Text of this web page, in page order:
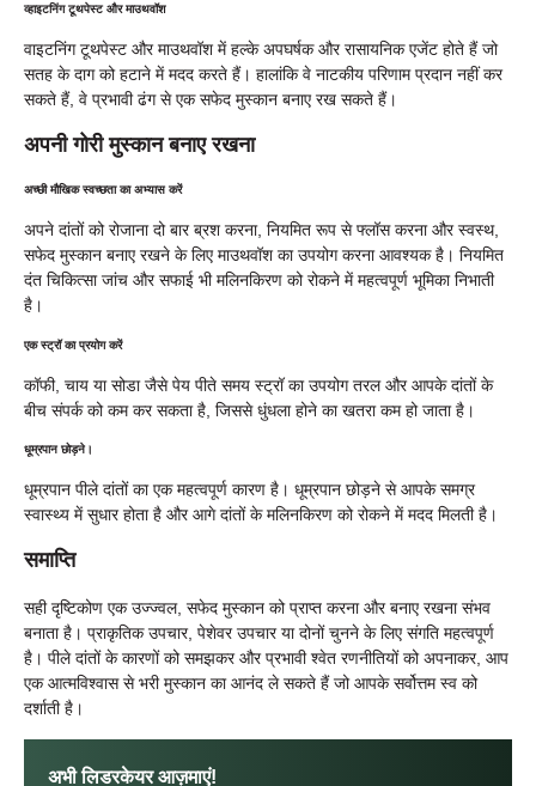
व्हाइटनिंग टूथपेस्ट और माउथवॉश
वाइटनिंग टूथपेस्ट और माउथवॉश में हल्के अपघर्षक और रासायनिक एजेंट होते हैं जो
सतह के दाग को हटाने में मदद करते हैं। हालांकि वे नाटकीय परिणाम प्रदान नहीं कर
सकते हैं, वे प्रभावी ढंग से एक सफेद मुस्कान बनाए रख सकते हैं।
अपनी गोरी मुस्कान बनाए रखना
अच्छी मौखिक स्वच्छता का अभ्यास करें
अपने दांतों को रोजाना दो बार ब्रश करना, नियमित रूप से फ्लॉस करना और स्वस्थ,
सफेद मुस्कान बनाए रखने के लिए माउथवॉश का उपयोग करना आवश्यक है। नियमित
दंत चिकित्सा जांच और सफाई भी मलिनकिरण को रोकने में महत्वपूर्ण भूमिका निभाती
है।
एक स्ट्रॉ का प्रयोग करें
कॉफी, चाय या सोडा जैसे पेय पीते समय स्ट्रॉ का उपयोग तरल और आपके दांतों के
बीच संपर्क को कम कर सकता है, जिससे धुंधला होने का खतरा कम हो जाता है।
धूम्रपान छोड़ने।
धूम्रपान पीले दांतों का एक महत्वपूर्ण कारण है। धूम्रपान छोड़ने से आपके समग्र
स्वास्थ्य में सुधार होता है और आगे दांतों के मलिनकिरण को रोकने में मदद मिलती है।
समाप्ति
सही दृष्टिकोण एक उज्ज्वल, सफेद मुस्कान को प्राप्त करना और बनाए रखना संभव
बनाता है। प्राकृतिक उपचार, पेशेवर उपचार या दोनों चुनने के लिए संगति महत्वपूर्ण
है। पीले दांतों के कारणों को समझकर और प्रभावी श्वेत रणनीतियों को अपनाकर, आप
एक आत्मविश्वास से भरी मुस्कान का आनंद ले सकते हैं जो आपके सर्वोत्तम स्व को
दर्शाती है।
अभी लिडरकेयर आज़माएं!